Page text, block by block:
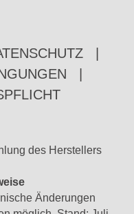
des Herstellers
Änderungen